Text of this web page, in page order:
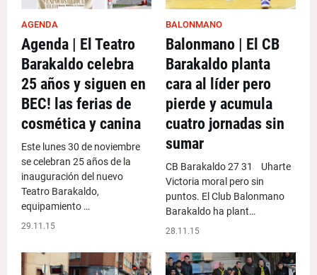
AGENDA
Agenda | El Teatro
Barakaldo celebra
25 años y siguen en
BEC! las ferias de
cosmética y canina
Este lunes 30 de noviembre
se celebran 25 años de la
inauguración del nuevo
Teatro Barakaldo,
equipamiento …
29.11.15
BALONMANO
Balonmano | El CB
Barakaldo planta
cara al líder pero
pierde y acumula
cuatro jornadas sin
sumar
CB Barakaldo 27 31 Uharte
Victoria moral pero sin
puntos. El Club Balonmano
Barakaldo ha plant…
28.11.15